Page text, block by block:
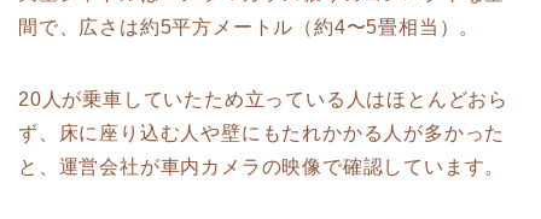
間で、広さは約5平方メートル（約4〜5畳相当）。
20人が乗車していたため立っている人はほとんどおら
ず、床に座り込む人や壁にもたれかかる人が多かった
と、運営会社が車内カメラの映像で確認しています。